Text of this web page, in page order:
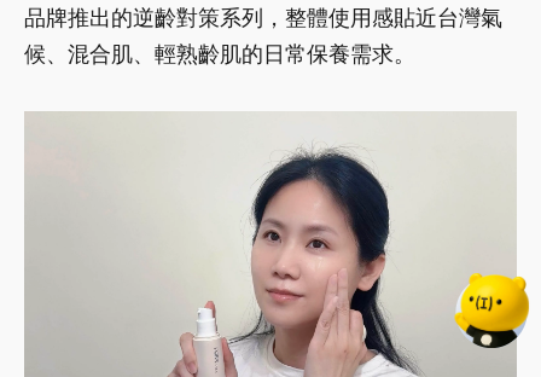
品牌推出的逆齡對策系列，整體使用感貼近台灣氣
候、混合肌、輕熟齡肌的日常保養需求。